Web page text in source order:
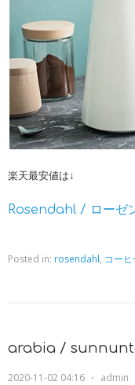
楽天最安値は↓
Rosendahl / ローゼ
Posted in: rosendahl, コー
arabia /
2020-11-02 04:16 ⋅ admin